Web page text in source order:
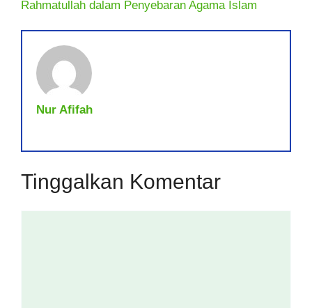
Rahmatullah dalam Penyebaran Agama Islam
Nur Afifah
Tinggalkan Komentar